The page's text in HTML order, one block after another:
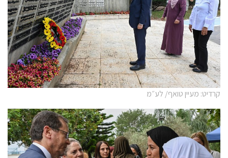
קרדיט: מעיין טואף/ לע״מ